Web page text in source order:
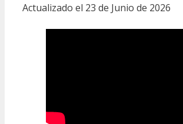
Actualizado el 23 de Junio de 2026